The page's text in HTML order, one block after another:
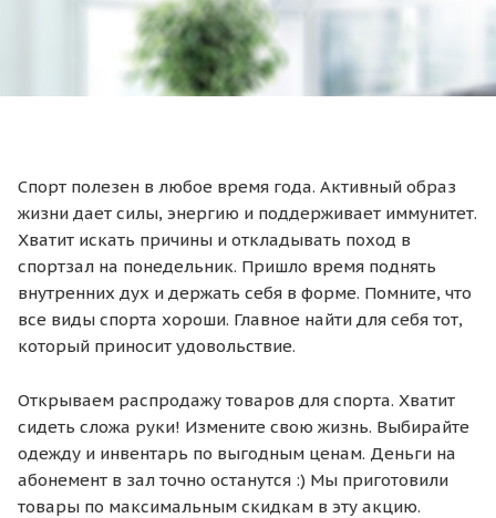
Спорт полезен в любое время года. Активный образ
жизни дает силы, энергию и поддерживает иммунитет.
Хватит искать причины и откладывать поход в
спортзал на понедельник. Пришло время поднять
внутренних дух и держать себя в форме. Помните, что
все виды спорта хороши. Главное найти для себя тот,
который приносит удовольствие.
Открываем распродажу товаров для спорта. Хватит
сидеть сложа руки! Измените свою жизнь. Выбирайте
одежду и инвентарь по выгодным ценам. Деньги на
абонемент в зал точно останутся :) Мы приготовили
товары по максимальным скидкам в эту акцию.